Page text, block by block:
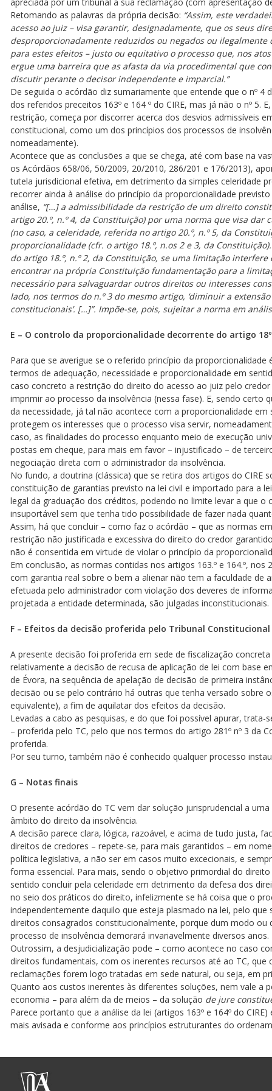
Retomando as palavras da própria decisão: “Assim, este
acesso ao juiz – visa garantir, designadamente, que os seus
desproporcionadamente reduzidos ou negados ou
para estes efeitos – justo ou equitativo o processo que, nos
ergue uma barreira que as afasta da via procedimental que
discutir perante o decisor independente e imparcial.”
De seguida o acórdão diz sumariamente que entende que o nº
dos referidos preceitos 163º e 164 º do CIRE, mas já não o nº 5.
restrição, começa por discorrer acerca dos desvios admissíveis
constitucional, como um dos princípios dos processos de
nomeadamente).
Acontece que as conclusões a que se chega, até com base na
os Acórdãos 658/06, 50/2009, 20/2010, 286/201 e 176/2013),
tutela jurisdicional efetiva, em detrimento da simples celeridade
recorrer ainda à análise do princípio da proporcionalidade
análise, “[…] a admissibilidade da restrição de um direito
artigo 20.º, n.º 4, da Constituição) por uma norma que visa
(no caso, a celeridade, referida no artigo 20.º, n.º 5, da
proporcionalidade (cfr. o artigo 18.º, n.os 2 e 3, da
do artigo 18.º, n.º 2, da Constituição, se uma limitação
encontrar na própria Constituição fundamentação para a
necessário para salvaguardar outros direitos ou interesses
lado, nos termos do n.º 3 do mesmo artigo, ‘diminuir a
constitucionais’. […]”. Impõe-se, pois, sujeitar a norma em
E – O controlo da proporcionalidade decorrente do artigo
Para que se averigue se o referido princípio da
termos de adequação, necessidade e proporcionalidade em
caso concreto a restrição do direito do acesso ao juiz pelo
imprimir ao processo da insolvência (nessa fase). E, sendo
da necessidade, já tal não acontece com a proporcionalidade
protegem os interesses que o processo visa servir,
caso, as finalidades do processo enquanto meio de execução
postas em cheque, para mais em favor – injustificado – de
negociação direta com o administrador da insolvência.
No fundo, a doutrina (clássica) que se retira dos artigos do CIRE
constituição de garantias previsto na lei civil e importado para a
legal da graduação dos créditos, podendo no limite levar a que
insuportável sem que tenha tido possibilidade de fazer nada
Assim, há que concluir – como faz o acórdão – que as normas
restrição não justificada e excessiva do direito do credor
não é consentida em virtude de violar o princípio da
Em conclusão, as normas contidas nos artigos 163.º e 164.º,
com garantia real sobre o bem a alienar não tem a faculdade de
efetuada pelo administrador com violação dos deveres de
projetada a entidade determinada, são julgadas inconstitucionais.
F – Efeitos da decisão proferida pelo Tribunal Constitucional
A presente decisão foi proferida em sede de fiscalização
relativamente a decisão de recusa de aplicação de lei com base
de Évora, na sequência de apelação de decisão de primeira
decisão ou se pelo contrário há outras que tenha versado sobre
equivalente), a fim de aquilatar dos efeitos da decisão.
Levadas a cabo as pesquisas, e do que foi possível apurar,
– proferida pelo TC, pelo que nos termos do artigo 281º nº 3 da
proferida.
Por seu turno, também não é conhecido qualquer processo
G – Notas finais
O presente acórdão do TC vem dar solução jurisprudencial a
âmbito do direito da insolvência.
A decisão parece clara, lógica, razoável, e acima de tudo justa,
direitos de credores – repete-se, para mais garantidos – em
política legislativa, a não ser em casos muito excecionais, e
forma essencial. Para mais, sendo o objetivo primordial do
sentido concluir pela celeridade em detrimento da defesa dos
no seio dos práticos do direito, infelizmente se há coisa que o
independentemente daquilo que esteja plasmado na lei, pelo
direitos consagrados constitucionalmente, porque dum modo
processo de insolvência demorará invariavelmente diversos anos.
Outrossim, a desjudicialização pode – como acontece no caso
direitos fundamentais, com os inerentes recursos até ao TC,
reclamações forem logo tratadas em sede natural, ou seja, em
Quanto aos custos inerentes às diferentes soluções, nem vale a
economia – para além da de meios – da solução de jure
Parece portanto que a análise da lei (artigos 163º e 164º do
mais avisada e conforme aos princípios estruturantes do